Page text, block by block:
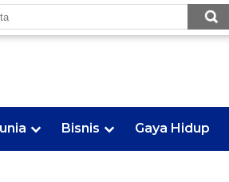
Bisnis Gaya Hidup